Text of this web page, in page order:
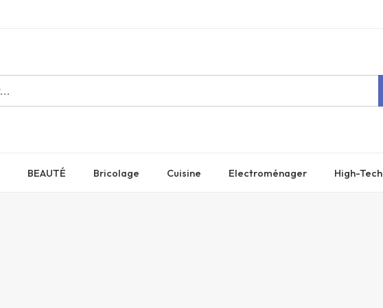
BEAUTÉ Bricolage Cuisine Electroménager High-Tech